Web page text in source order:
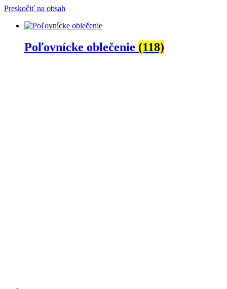
Preskočiť na obsah
Poľovnícke oblečenie (118)